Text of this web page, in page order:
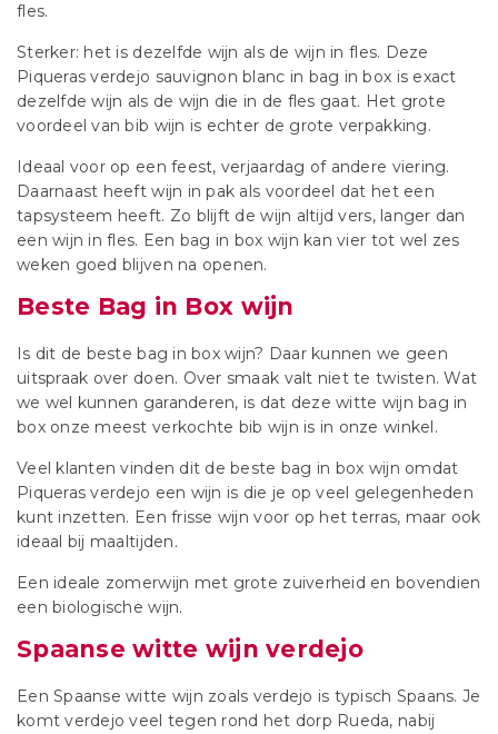
fles.
Sterker: het is dezelfde wijn als de wijn in fles. Deze
Piqueras verdejo sauvignon blanc in bag in box is exact
dezelfde wijn als de wijn die in de fles gaat. Het grote
voordeel van bib wijn is echter de grote verpakking.
Ideaal voor op een feest, verjaardag of andere viering.
Daarnaast heeft wijn in pak als voordeel dat het een
tapsysteem heeft. Zo blijft de wijn altijd vers, langer dan
een wijn in fles. Een bag in box wijn kan vier tot wel zes
weken goed blijven na openen.
Beste Bag in Box wijn
Is dit de beste bag in box wijn? Daar kunnen we geen
uitspraak over doen. Over smaak valt niet te twisten. Wat
we wel kunnen garanderen, is dat deze witte wijn bag in
box onze meest verkochte bib wijn is in onze winkel.
Veel klanten vinden dit de beste bag in box wijn omdat
Piqueras verdejo een wijn is die je op veel gelegenheden
kunt inzetten. Een frisse wijn voor op het terras, maar ook
ideaal bij maaltijden.
Een ideale zomerwijn met grote zuiverheid en bovendien
een biologische wijn.
Spaanse witte wijn verdejo
Een Spaanse witte wijn zoals verdejo is typisch Spaans. Je
komt verdejo veel tegen rond het dorp Rueda, nabij